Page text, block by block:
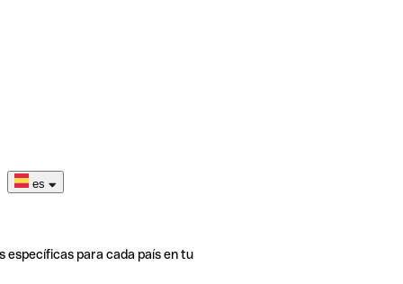
es
específicas para cada país en tu